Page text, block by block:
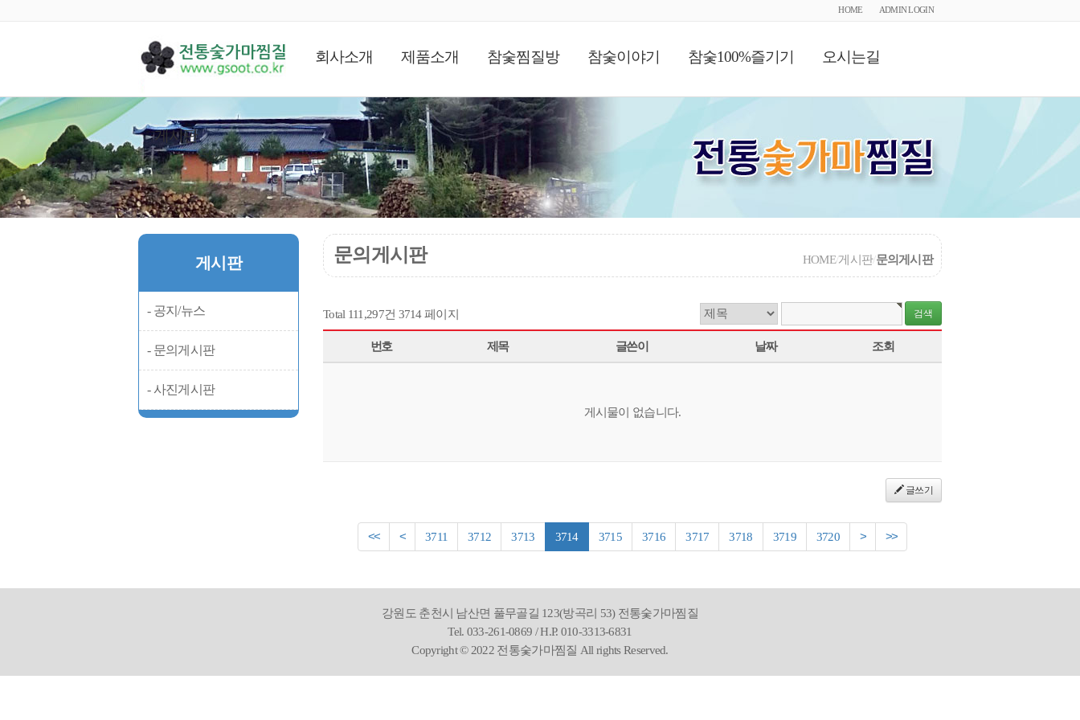
HOME ADMIN LOGIN
회사소개 제품소개 참숯찜질방 참숯이야기 참숯100%즐기기 오시는길
게시판
게시판
- 공지/뉴스
- 문의게시판
- 사진게시판
문의게시판 HOME/게시판/문의게시판
Total 111,297건 3714 페이지
번호 제목 글쓴이 날짜 조회
게시물이 없습니다.
글쓰기
<< < 3711 3712 3713 3714 3715 3716 3717 3718 3719 3720 > >>
강원도 춘천시 남산면 풀무골길 123(방곡리 53) 전통숯가마찜질
Tel. 033-261-0869 / H.P. 010-3313-6831
Copyright © 2022 전통숯가마찜질 All rights Reserved.